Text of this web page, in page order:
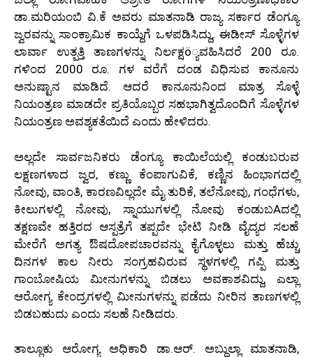
ಡಾ.ಮರಿಯಂಬಿ ವಿ.ಕೆ ಅವರು ಮಾತನಾಡಿ ರಾಜ್ಯ ಸರ್ಕಾರ ಡೆಂಗ್ಯೂ
ಜ್ವರವನ್ನು ಸಾಂಕ್ರಾಮಿಕ ಕಾಯ್ದೆಗೆ ಒಳಪಡಿಸಿದ್ದು, ಈಡೀಸ್ ಸೊಳ್ಳೆಗಳ
ಲಾರ್ವಾ ಉತ್ಪತ್ತಿ ತಾಣಗಳನ್ನು ನಿರ್ಲಕ್ಷö್ಯವಹಿಸಿದರೆ 200 ರೂ.
ಗಳಿಂದ 2000 ರೂ. ಗಳ ವರೆಗೆ ದಂಡ ವಿಧಿಸುವ ಕಾನೂನು
ಅನುಷ್ಟಾನ ಮಾಡಿದೆ. ಆದರೆ ಕಾನೂನುನಿಂದ ಮಾತ್ರ ಸೊಳ್ಳೆ
ನಿಯಂತ್ರಣ ಮಾಡದೇ ಪ್ರತಿಯೊಬ್ಬರ ಸಹಭಾಗಿತ್ವದೊಂದಿಗೆ ಸೊಳ್ಳೆಗಳ
ನಿಯಂತ್ರಣ ಅವಶ್ಯಕತೆಯಿದೆ ಎಂದು ಹೇಳಿದರು.
ಅಲ್ಲದೇ ಸಾರ್ವಜನಿಕರು ಡೆಂಗ್ಯೂ ಕಾಯಿಲೆಯಲ್ಲಿ ಕಂಡುಬರುವ
ಲಕ್ಷಣಗಳಾದ ಜ್ವರ, ಕಣ್ಣು ಕೆಂಪಾಗುವಿಕೆ, ಕಣ್ಣಿನ ಹಿಂಭಾಗದಲ್ಲಿ
ನೋವು, ವಾಂತಿ, ಕಾರಣವಿಲ್ಲದೇ ಮೈ ತುರಿಕೆ, ತಲೆನೋವು, ಗಂಧೆಗಳು,
ಕೀಲುಗಳಲ್ಲಿ ನೋವು, ಸ್ನಾಯುಗಳಲ್ಲಿ ನೋವು ಕಂಡುಬAದಲ್ಲಿ
ತಕ್ಷಣವೇ ಹತ್ತಿರದ ಆಸ್ಪತ್ರೆಗೆ ತಪ್ಪದೇ ಭೇಟಿ ನೀಡಿ ವೈದ್ಯರ ಸಲಹೆ
ಮೇರೆಗೆ ಅಗತ್ಯ ಔಷದೋಪಚಾರವನ್ನು ಕೈಗೊಳ್ಳಲು ಮತ್ತು ಹೆಚ್ಚು
ದಿನಗಳ ಕಾಲ ನೀರು ಸಂಗ್ರಹವಿರುವ ಸ್ಥಳಗಳಲ್ಲಿ ಗಪ್ಪಿ ಮತ್ತು
ಗಾಂಬೋಷಿಯ ಮೀನುಗಳನ್ನು ಬಿಡಲು ಅವಕಾಶವಿದ್ದು, ಎಲ್ಲಾ
ಆರೋಗ್ಯ ಕೇಂದ್ರಗಳಲ್ಲಿ ಮೀನುಗಳನ್ನು ಪಡೆದು ನೀರಿನ ತಾಣಗಳಲ್ಲಿ
ಬಿಡಬಹುದು ಎಂದು ಸಲಹೆ ನೀಡಿದರು.
ತಾಲ್ಲೂಕು ಆರೋಗ್ಯ ಅಧಿಕಾರಿ ಡಾ.ಆರ್. ಅಬ್ದುಲ್ಲಾ ಮಾತನಾಡಿ,